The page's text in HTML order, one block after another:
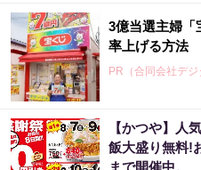
3億当選主婦「
率上げる方法
PR（合同会社デジ
あなたの金運
金運はこう変
【かつや】人
飯大盛り無料!